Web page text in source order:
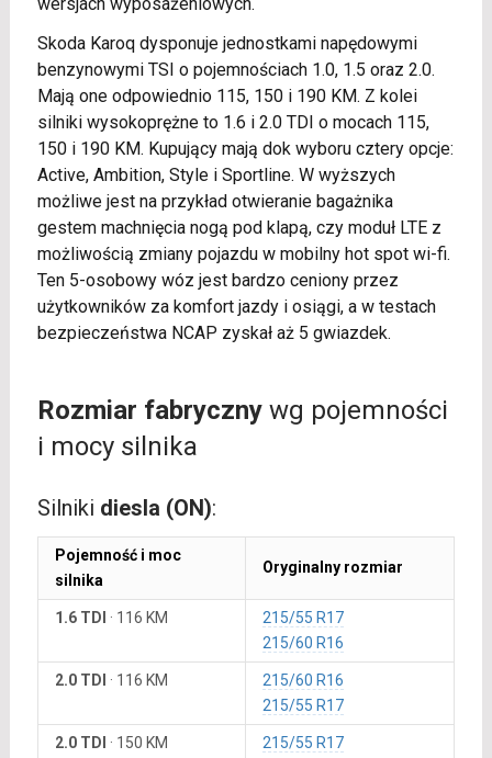
Skoda Karoq dysponuje jednostkami napędowymi
benzynowymi TSI o pojemnościach 1.0, 1.5 oraz 2.0.
Mają one odpowiednio 115, 150 i 190 KM. Z kolei
silniki wysokoprężne to 1.6 i 2.0 TDI o mocach 115,
150 i 190 KM. Kupujący mają dok wyboru cztery opcje:
Active, Ambition, Style i Sportline. W wyższych
możliwe jest na przykład otwieranie bagażnika
gestem machnięcia nogą pod klapą, czy moduł LTE z
możliwością zmiany pojazdu w mobilny hot spot wi-fi.
Ten 5-osobowy wóz jest bardzo ceniony przez
użytkowników za komfort jazdy i osiągi, a w testach
bezpieczeństwa NCAP zyskał aż 5 gwiazdek.
Rozmiar fabrycznywg pojemności
i mocy silnika
Silniki diesla (ON):
Pojemność i moc
silnika
Oryginalny rozmiar
1.6 TDI · 116 KM
215/55 R17
215/60 R16
2.0 TDI · 116 KM
215/60 R16
215/55 R17
2.0 TDI · 150 KM
215/55 R17